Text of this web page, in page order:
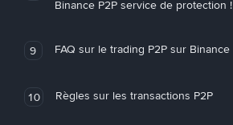
Binance P2P service de protection !
9 FAQ sur le trading P2P sur Binance
10 Règles sur les transactions P2P